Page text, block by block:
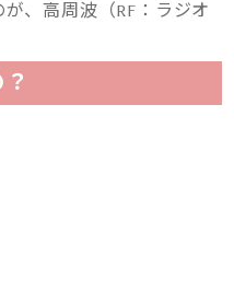
、高周波（RF：ラジオ